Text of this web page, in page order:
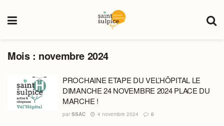
Mois : novembre 2024
PROCHAINE ETAPE DU VEL’HÔPITAL LE
DIMANCHE 24 NOVEMBRE 2024 PLACE DU
MARCHE !
par SSAC 4 novembre 2024 0